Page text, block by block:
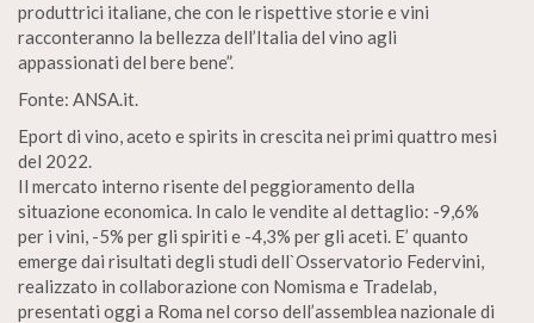
produttrici italiane, che con le rispettive storie e vini
racconteranno la bellezza dell’Italia del vino agli
appassionati del bere bene”.
Fonte: ANSA.it.
Eport di vino, aceto e spirits in crescita nei primi quattro mesi
del 2022.
Il mercato interno risente del peggioramento della
situazione economica. In calo le vendite al dettaglio: -9,6%
per i vini, -5% per gli spiriti e -4,3% per gli aceti. E’ quanto
emerge dai risultati degli studi dell`Osservatorio Federvini,
realizzato in collaborazione con Nomisma e Tradelab,
presentati oggi a Roma nel corso dell’assemblea nazionale di